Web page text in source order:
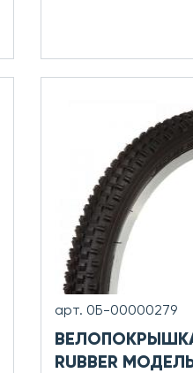
арт. 0Б-00000279
ВЕЛОПОКРЫШКА
RUBBER